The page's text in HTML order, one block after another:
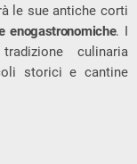
le sue antiche corti
enogastronomiche. I
culinaria
storici e cantine